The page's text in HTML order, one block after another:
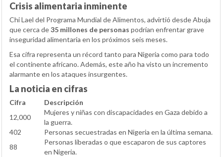
Crisis alimentaria inminente
Chi Lael del Programa Mundial de Alimentos, advirtió desde Abuja
que cerca de35 millones de personas podrían enfrentar grave
inseguridad alimentaria en los próximos seis meses.
Esa cifra representa un récord tanto para Nigeria como para todo
el continente africano. Además, este año ha visto un incremento
alarmante en los ataques insurgentes.
La noticia en cifras
Cifra
Descripción
12,000
Mujeres y niñas con discapacidades en Gaza debido a
la guerra.
402
Personas secuestradas en Nigeria en la última semana.
88
Personas liberadas o que escaparon de sus captores
en Nigeria.